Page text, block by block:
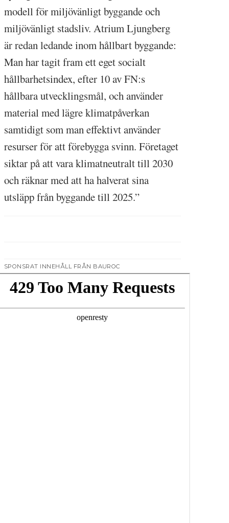
modell för miljövänligt byggande och
miljövänligt stadsliv. Atrium Ljungberg
är redan ledande inom hållbart byggande:
Man har tagit fram ett eget socialt
hållbarhetsindex, efter 10 av FN:s
hållbara utvecklingsmål, och använder
material med lägre klimatpåverkan
samtidigt som man effektivt använder
resurser för att förebygga svinn. Företaget
siktar på att vara klimatneutralt till 2030
och räknar med att ha halverat sina
utsläpp från byggande till 2025.”
SPONSRAT INNEHÅLL FRÅN BAUROC